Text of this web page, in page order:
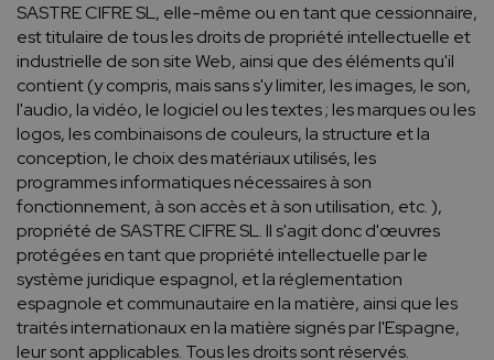
SASTRE CIFRE SL, elle-même ou en tant que cessionnaire,
est titulaire de tous les droits de propriété intellectuelle et
industrielle de son site Web, ainsi que des éléments qu'il
contient (y compris, mais sans s'y limiter, les images, le son,
l'audio, la vidéo, le logiciel ou les textes ; les marques ou les
logos, les combinaisons de couleurs, la structure et la
conception, le choix des matériaux utilisés, les
programmes informatiques nécessaires à son
fonctionnement, à son accès et à son utilisation, etc. ),
propriété de SASTRE CIFRE SL. Il s'agit donc d'œuvres
protégées en tant que propriété intellectuelle par le
système juridique espagnol, et la réglementation
espagnole et communautaire en la matière, ainsi que les
traités internationaux en la matière signés par l'Espagne,
leur sont applicables. Tous les droits sont réservés.